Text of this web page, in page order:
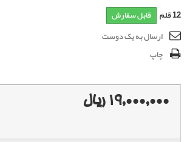
12قلم قابل سفارش
ارسال به یک دوست
چاپ
19,000,000 ریال